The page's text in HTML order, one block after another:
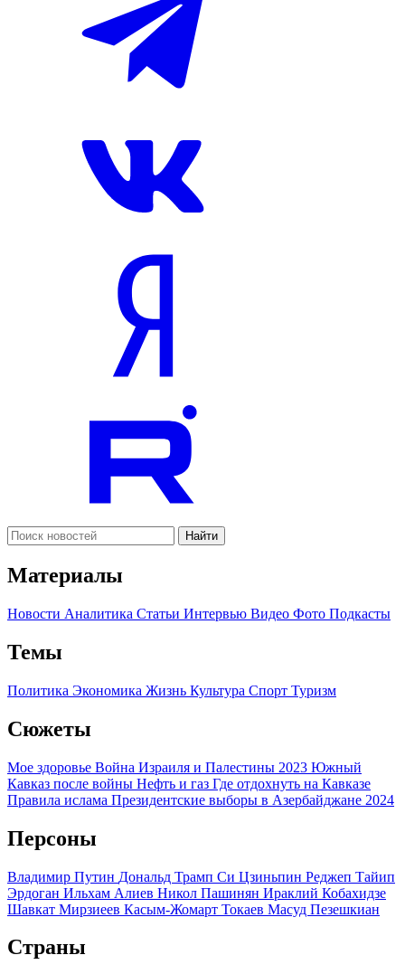
Найти
Материалы
Новости Аналитика Статьи Интервью Видео Фото Подкасты
Темы
Политика Экономика Жизнь Культура Спорт Туризм
Сюжеты
Мое здоровье Война Израиля и Палестины 2023 Южный
Кавказ после войны Нефть и газ Где отдохнуть на Кавказе
Правила ислама Президентские выборы в Азербайджане 2024
Персоны
Владимир Путин Дональд Трамп Си Цзиньпин Реджеп Тайип
Эрдоган Ильхам Алиев Никол Пашинян Ираклий Кобахидзе
Шавкат Мирзиеев Касым-Жомарт Токаев Масуд Пезешкиан
Страны